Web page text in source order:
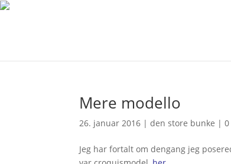
Mere modello
26. januar 2016 |den store bunke |
Jeg har fortalt om dengang jeg